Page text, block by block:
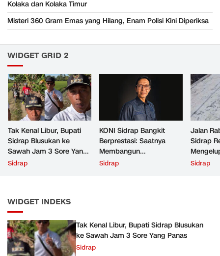
Kolaka dan Kolaka Timur
Misteri 360 Gram Emas yang Hilang, Enam Polisi Kini Diperiksa
WIDGET GRID 2
Tak Kenal Libur, Bupati
Sidrap Blusukan ke
Sawah Jam 3 Sore Yang
Panas
Sidrap
KONI Sidrap Bangkit
Berprestasi: Saatnya
Membangun
Kepercayaan, Bukan
Sidrap
Jalan
Sidrap
Proyek
Sidrap
WIDGET INDEKS
Tak Kenal Libur, Bupati Sidrap Blusukan
ke Sawah Jam 3 Sore Yang Panas
Sidrap